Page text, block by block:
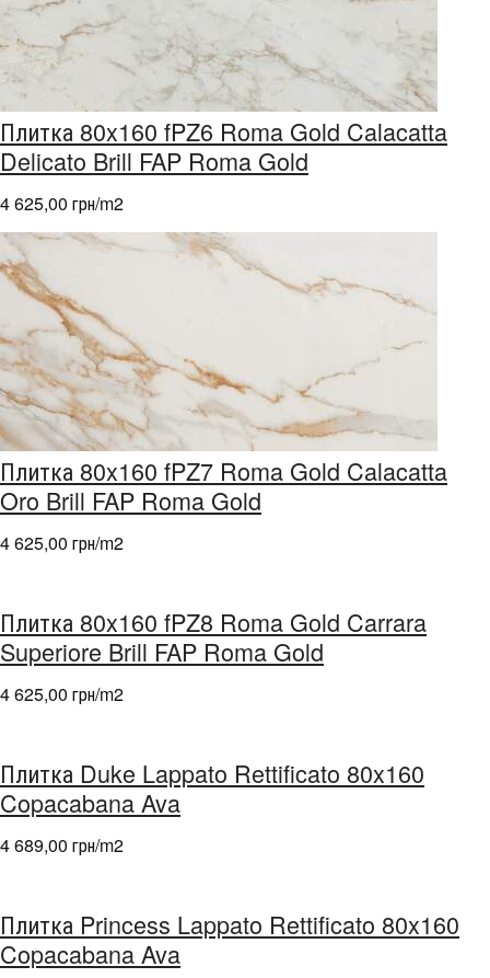
Плитка 80x160 fPZ6 Roma Gold Calacatta
Delicato Brill FAP Roma Gold
4 625,00 грн/m2
Плитка 80x160 fPZ7 Roma Gold Calacatta
Oro Brill FAP Roma Gold
4 625,00 грн/m2
Плитка 80x160 fPZ8 Roma Gold Carrara
Superiore Brill FAP Roma Gold
4 625,00 грн/m2
Плитка Duke Lappato Rettificato 80x160
Copacabana Ava
4 689,00 грн/m2
Плитка Princess Lappato Rettificato 80x160
Copacabana Ava